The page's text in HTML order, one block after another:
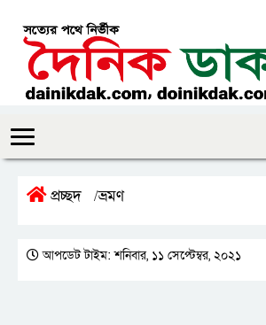
প্রচ্ছদ /ভ্রমণ
আপডেট টাইম: শনিবার, ১১ সেপ্টেম্বর, ২০২১